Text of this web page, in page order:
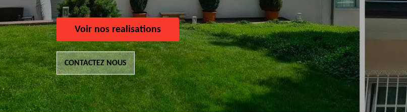
Voir nos realisations
CONTACTEZ NOUS